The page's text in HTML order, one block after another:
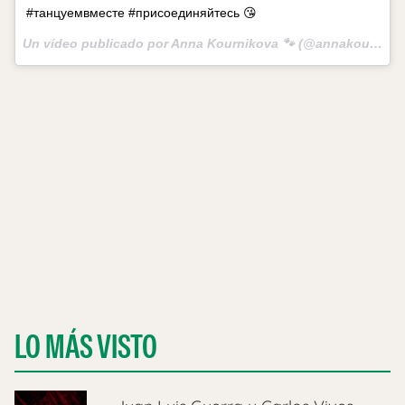
#танцуемвместе #присоединяйтесь 😘
Un vídeo publicado por Anna Kournikova 🐾 (@annakournikova) el
LO MÁS VISTO